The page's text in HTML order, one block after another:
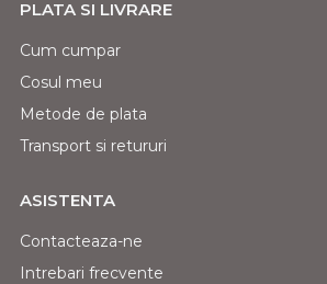
PLATA SI LIVRARE
Cum cumpar
Cosul meu
Metode de plata
Transport si retururi
ASISTENTA
Contacteaza-ne
Intrebari frecvente